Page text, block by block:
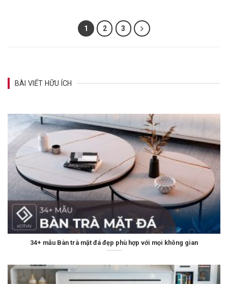
1 2 3
BÀI VIẾT HỮU ÍCH
34+ mẫu Bàn trà mặt đá đẹp phù hợp với mọi không gian